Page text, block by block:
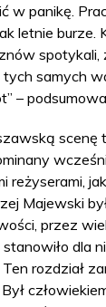
w panikę.
letnie burze.
spotykali,
samych
–
scenę
reżyserami,
Majewski
przez
dla
rozdział